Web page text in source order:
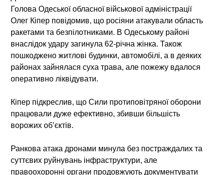
Голова Одеської обласної військової адміністрації
Олег Кіпер повідомив, що росіяни атакували область
ракетами та безпілотниками. В Одеському районі
внаслідок удару загинула 62-річна жінка. Також
пошкоджено житлові будинки, автомобілі, а в деяких
районах зайнялася суха трава, але пожежу вдалося
оперативно ліквідувати.
Кіпер підкреслив, що Сили протиповітряної оборони
працювали дуже ефективно, збивши більшість
ворожих об’єктів.
Ранкова атака дронами минула без постраждалих та
суттєвих руйнувань інфраструктури, але
правоохоронні органи продовжують документувати